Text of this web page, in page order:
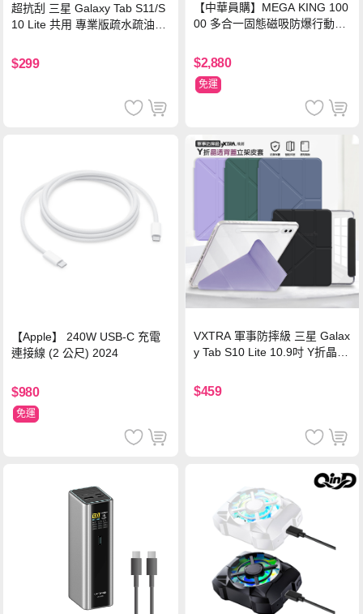
超抗刮 三星 Galaxy Tab S11/S
10 Lite 共用 專業版疏水疏油9H
$299
【中華員購】MEGA KING 100
00 多合一固態磁吸防爆行動電
$2,880
免運
【Apple】 240W USB-C 充電
連接線 (2 公尺) 2024
$980
免運
VXTRA 軍事防摔級 三星 Galax
y Tab S10 Lite 10.9吋 Y折晶透
$459